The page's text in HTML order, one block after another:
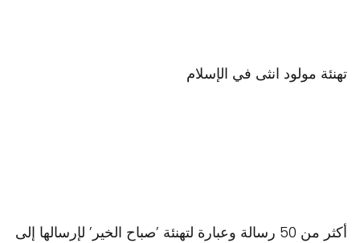
تهنئة مولود انثى في الإسلام
أكثر من 50 رسالة وعبارة لتهنئة ʼصباح الخيرʼ لإرسالها إلى